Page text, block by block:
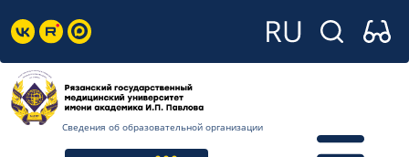
Сведения об образовательной организации